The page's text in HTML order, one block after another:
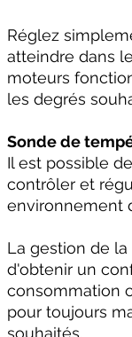
Réglez
atteindre dans
moteurs
les degrés
Sonde de
Il est possible
contrôler et
environnement
La gestion de
d'obtenir un
consommation
pour toujours
souhaités.